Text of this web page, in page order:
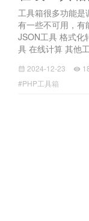
工具箱很多功能是
有一些不可用，有
JSON工具 格式化
具 在线计算 其他
2024-12-23
#PHP工具箱